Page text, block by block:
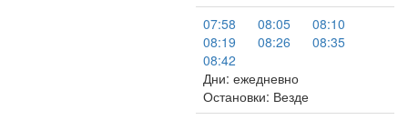
07:58
08:05
08:10
08:19
08:26
08:35
08:42
Дни: ежедневно
Остановки: Везде